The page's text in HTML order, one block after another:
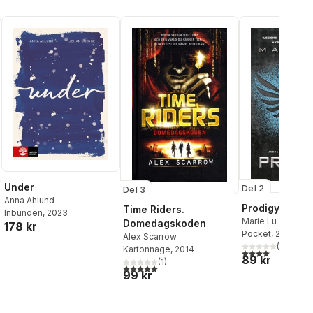
Under
Anna Ahlund
Inbunden, 2023
178 kr
Del 3
Time Riders.
Domedagskoden
Alex Scarrow
Kartonnage, 2014
5,0utav 5 stjärnor. Totalt antal röster:
(1)
99 kr
Del 2
Prodigy
Marie Lu
Pocket, 2015
4,0utav 5(
89 kr